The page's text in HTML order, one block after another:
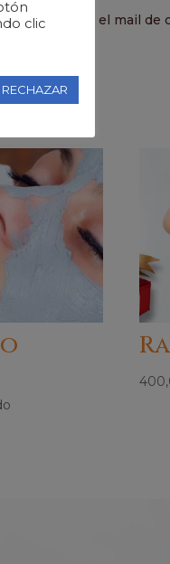
que recibas el mail de
clic
RECHAZAR